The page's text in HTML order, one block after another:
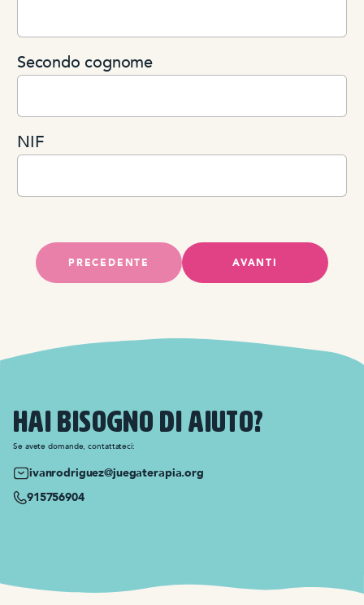
Secondo cognome
NIF
PRECEDENTE AVANTI
HAI BISOGNO DI AIUTO?
Se avete domande, contattateci:
ivanrodriguez@juegaterapia.org
915756904